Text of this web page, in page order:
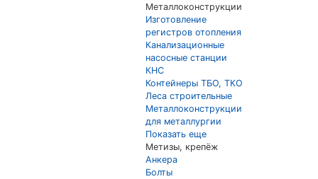
Металлоконструкции
Изготовление
регистров отопления
Канализационные
насосные станции
КНС
Контейнеры ТБО, ТКО
Леса строительные
Металлоконструкции
для металлургии
Показать еще
Метизы, крепёж
Анкера
Болты